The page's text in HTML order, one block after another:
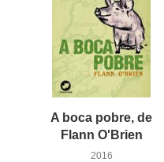
A boca pobre, de
Flann O'Brien
2016